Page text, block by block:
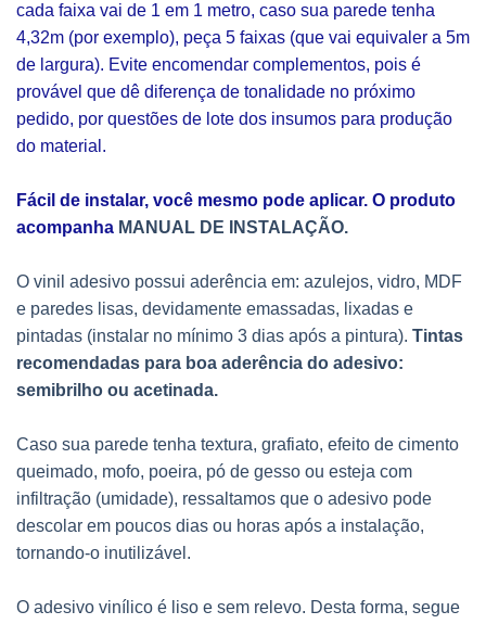
cada faixa vai de 1 em 1 metro, caso sua parede tenha
4,32m (por exemplo), peça 5 faixas (que vai equivaler a 5m
de largura). Evite encomendar complementos, pois é
provável que dê diferença de tonalidade no próximo
pedido, por questões de lote dos insumos para produção
do material.
Fácil de instalar, você mesmo pode aplicar. O produto
acompanha MANUAL DE INSTALAÇÃO.
O vinil adesivo possui aderência em: azulejos, vidro, MDF
e paredes lisas, devidamente emassadas, lixadas e
pintadas (instalar no mínimo 3 dias após a pintura). Tintas
recomendadas para boa aderência do adesivo:
semibrilho ou acetinada.
Caso sua parede tenha textura, grafiato, efeito de cimento
queimado, mofo, poeira, pó de gesso ou esteja com
infiltração (umidade), ressaltamos que o adesivo pode
descolar em poucos dias ou horas após a instalação,
tornando-o inutilizável.
O adesivo vinílico é liso e sem relevo. Desta forma, segue